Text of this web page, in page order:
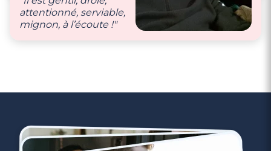
évidemment des
weekends en
attentionné, serviable,
mignon, à l’écoute !"